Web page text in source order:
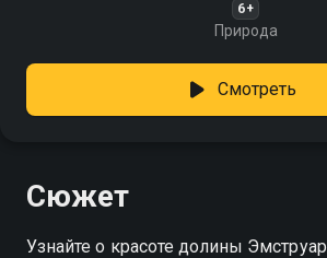
6+
Природа
Смотреть
Сюжет
Узнайте о красоте долины